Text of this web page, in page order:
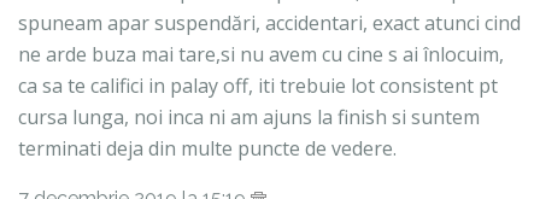
spuneam apar suspendări, accidentari, exact atunci cind
ne arde buza mai tare,si nu avem cu cine s ai înlocuim,
ca sa te califici in palay off, iti trebuie lot consistent pt
cursa lunga, noi inca ni am ajuns la finish si suntem
terminati deja din multe puncte de vedere.